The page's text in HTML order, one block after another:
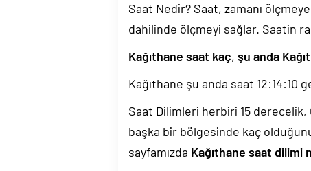
Saat Nedir? Saat, zamanı
dahilinde ölçmeyi sağlar. Saatin
Kağıthane saat kaç, şu anda
Kağıthane şu anda saat 12:14:11
Saat Dilimleri herbiri 15
başka bir bölgesinde kaç
sayfamızda Kağıthane saat dilimi